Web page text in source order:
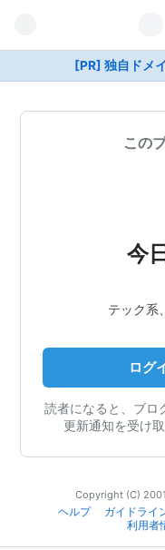
[PR] 独自ドメ
この
今
テック系
ログ
読者になると、ブロ
更新通知を受け
Copyright (C)
ヘルプ
ガイドライ
利用者